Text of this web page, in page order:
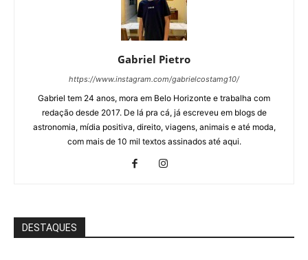
Gabriel Pietro
https://www.instagram.com/gabrielcostamg10/
Gabriel tem 24 anos, mora em Belo Horizonte e trabalha com
redação desde 2017. De lá pra cá, já escreveu em blogs de
astronomia, mídia positiva, direito, viagens, animais e até moda,
com mais de 10 mil textos assinados até aqui.
DESTAQUES